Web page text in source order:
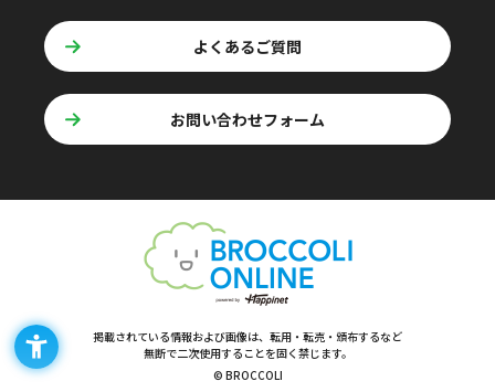
よくあるご質問
お問い合わせフォーム
掲載されている情報および画像は、転用・転売・頒布するなど
無断で二次使用することを固く禁じます。
© BROCCOLI